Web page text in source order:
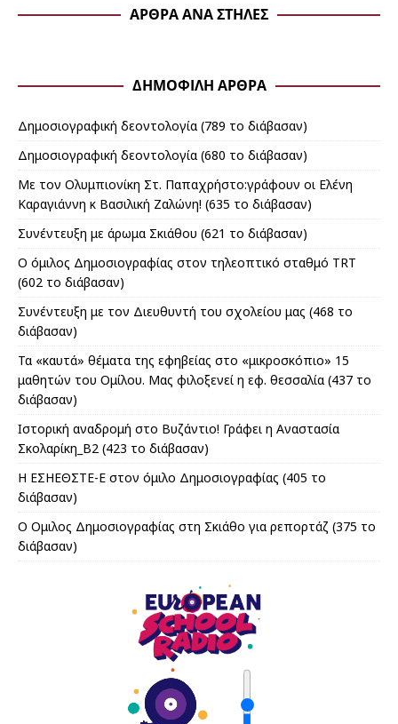
ΆΡΘΡΑ ΑΝΆ ΣΤΉΛΕΣ
ΔΗΜΟΦΙΛΉ ΆΡΘΡΑ
Δημοσιογραφική δεοντολογία (789 το διάβασαν)
Δημοσιογραφική δεοντολογία (680 το διάβασαν)
Με τον Ολυμπιονίκη Στ. Παπαχρήστο:γράφουν οι Ελένη
Καραγιάννη κ Βασιλική Ζαλώνη! (635 το διάβασαν)
Συνέντευξη με άρωμα Σκιάθου (621 το διάβασαν)
Ο όμιλος Δημοσιογραφίας στον τηλεoπτικό σταθμό TRT
(602 το διάβασαν)
Συνέντευξη με τον Διευθυντή του σχολείου μας (468 το
διάβασαν)
Τα «καυτά» θέματα της εφηβείας στο «μικροσκόπιο» 15
μαθητών του Ομίλου. Μας φιλοξενεί η εφ. θεσσαλία (437 το
διάβασαν)
Ιστορική αναδρομή στο Βυζάντιο! Γράφει η Αναστασία
Σκολαρίκη_Β2 (423 το διάβασαν)
Η ΕΣΗΕΘΣΤΕ-Ε στον όμιλο Δημοσιογραφίας (405 το
διάβασαν)
Ο Ομιλος Δημοσιογραφίας στη Σκιάθο για ρεπορτάζ (375 το
διάβασαν)